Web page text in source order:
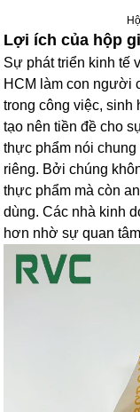
Lợi ích của hộp
Sự phát triển kinh tế
HCM làm con người
trong công việc, sinh
tạo nên tiền đề cho
thực phẩm nói
riêng. Bởi chúng
thực phẩm mà còn
dùng. Các nhà kinh
hơn nhờ sự quan